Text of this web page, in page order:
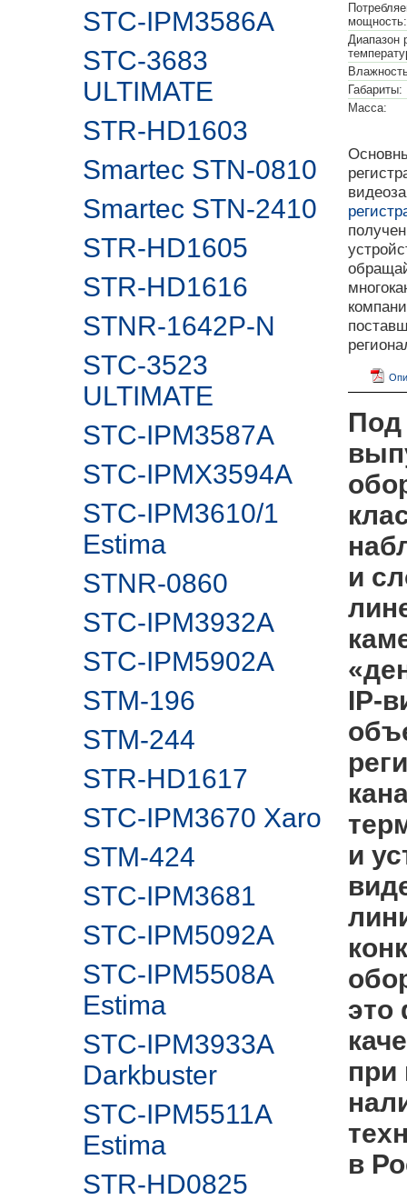
STC-IPM3586A
STC-3683
ULTIMATE
STR-HD1603
Smartec STN-0810
Smartec STN-2410
STR-HD1605
STR-HD1616
STNR-1642P-N
STC-3523
ULTIMATE
STC-IPM3587A
STC-IPMX3594A
STC-IPM3610/1
Estima
STNR-0860
STC-IPM3932A
STC-IPM5902А
STM-196
STM-244
STR-HD1617
STC-IPM3670 Xaro
STM-424
STC-IPM3681
STC-IPM5092A
STC-IPM5508A
Estima
STC-IPM3933A
Darkbuster
STC-IPM5511A
Estima
STR-HD0825
мощность:
Диапазон
Габариты:
Масса:
Под
и
IP-
и
это
при
в